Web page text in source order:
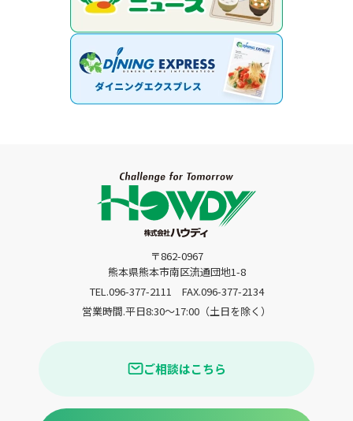
〒862-0967
熊本県熊本市南区流通団地1-8
TEL.096-377-2111
FAX.096-377-2134
営業時間.平日8:30〜17:00（土日を除く）
ご相談はこちら